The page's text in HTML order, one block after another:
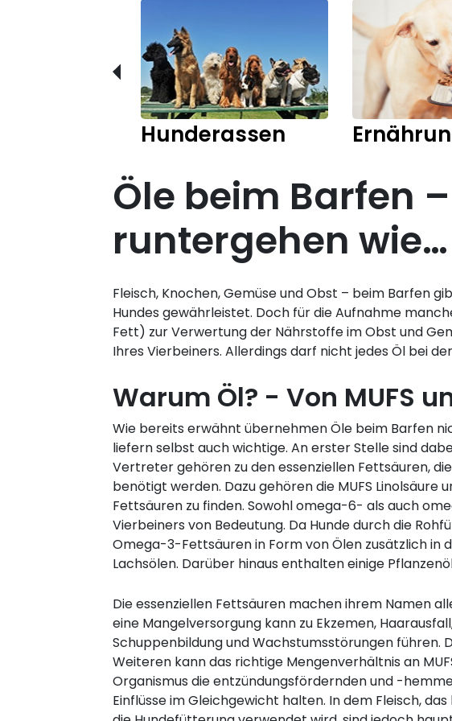
Hunderassen
Öle beim Barfen
runtergehen wie…
Fleisch, Knochen, Gemüse und Obst – beim Barfen
Hundes gewährleistet. Doch für die Aufnahme
Fett) zur Verwertung der Nährstoffe im Obst und
Ihres Vierbeiners. Allerdings darf nicht jedes Öl bei
Warum Öl? - Von MUFS
Wie bereits erwähnt übernehmen Öle beim Barfen
liefern selbst auch wichtige. An erster Stelle sind
Vertreter gehören zu den essenziellen Fettsäuren,
benötigt werden. Dazu gehören die MUFS
Fettsäuren zu finden. Sowohl omega-6- als auch
Vierbeiners von Bedeutung. Da Hunde durch die
Omega-3-Fettsäuren in Form von Ölen zusätzlich in
Lachsölen. Darüber hinaus enthalten einige
Die essenziellen Fettsäuren machen ihrem Namen
eine Mangelversorgung kann zu Ekzemen,
Schuppenbildung und Wachstumsstörungen führen.
Weiteren kann das richtige Mengenverhältnis an
Organismus die entzündungsfördernden und -
Einflüsse im Gleichgewicht halten. In dem Fleisch,